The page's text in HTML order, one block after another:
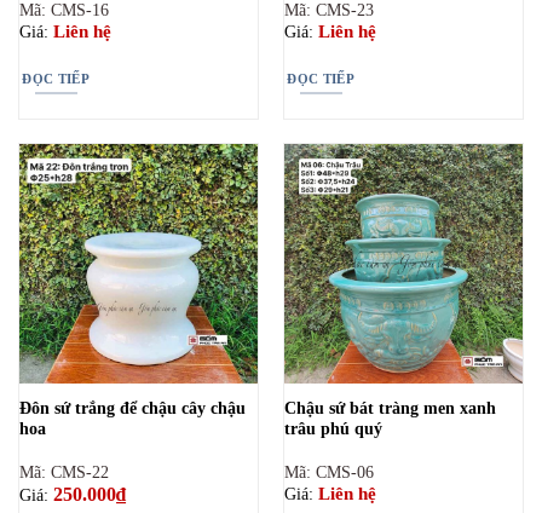
Mã: CMS-16
Giá: Liên hệ
ĐỌC TIẾP
Mã: CMS-23
Giá: Liên hệ
ĐỌC TIẾP
Đôn sứ trắng để chậu cây chậu
hoa
Mã: CMS-22
Giá: 250.000₫
Chậu sứ bát tràng men xanh
trâu phú quý
Mã: CMS-06
Giá: Liên hệ